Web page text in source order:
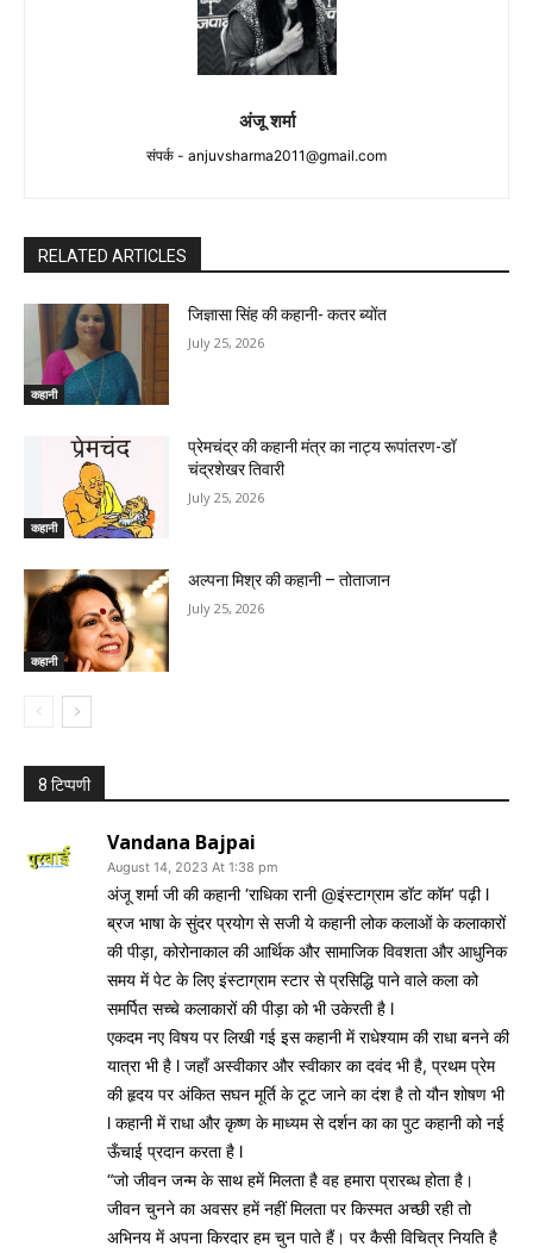
अंजू शर्मा
संपर्क - anjuvsharma2011@gmail.com
RELATED ARTICLES
कहानी
जिज्ञासा सिंह की कहानी- कतर ब्योंत
July 25, 2026
कहानी
प्रेमचंद्र की कहानी मंत्र का नाट्य रूपांतरण-डॉ
चंद्रशेखर तिवारी
July 25, 2026
कहानी
अल्पना मिश्र की कहानी – तोताजान
July 25, 2026
8 टिप्पणी
Vandana Bajpai
August 14, 2023 At 1:38 pm
अंजू शर्मा जी की कहानी ‘राधिका रानी @इंस्टाग्राम डॉट कॉम’ पढ़ी l
ब्रज भाषा के सुंदर प्रयोग से सजी ये कहानी लोक कलाओं के कलाकारों
की पीड़ा, कोरोनाकाल की आर्थिक और सामाजिक विवशता और आधुनिक
समय में पेट के लिए इंस्टाग्राम स्टार से प्रसिद्धि पाने वाले कला को
समर्पित सच्चे कलाकारों की पीड़ा को भी उकेरती है l
एकदम नए विषय पर लिखी गई इस कहानी में राधेश्याम की राधा बनने की
यात्रा भी है l जहाँ अस्वीकार और स्वीकार का दवंद भी है, प्रथम प्रेम
की हृदय पर अंकित सघन मूर्ति के टूट जाने का दंश है तो यौन शोषण भी
l कहानी में राधा और कृष्ण के माध्यम से दर्शन का का पुट कहानी को नई
ऊँचाई प्रदान करता है l
“जो जीवन जन्म के साथ हमें मिलता है वह हमारा प्रारब्ध होता है।
जीवन चुनने का अवसर हमें नहीं मिलता पर किस्मत अच्छी रही तो
अभिनय में अपना किरदार हम चुन पाते हैं। पर कैसी विचित्र नियति है